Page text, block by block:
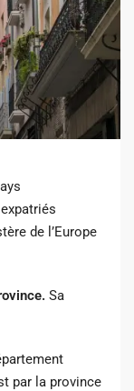
de l’Europe
Sa
par la province